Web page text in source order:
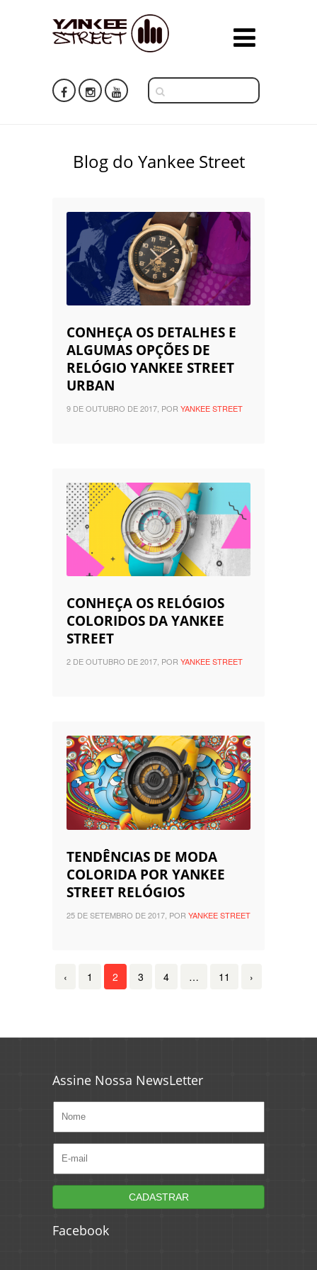
Blog do Yankee Street
CONHEÇA OS DETALHES E
ALGUMAS OPÇÕES DE
RELÓGIO YANKEE STREET
URBAN
9 DE OUTUBRO DE 2017, PORYANKEE STREET
CONHEÇA OS RELÓGIOS
COLORIDOS DA YANKEE
STREET
2 DE OUTUBRO DE 2017, PORYANKEE STREET
TENDÊNCIAS DE MODA
COLORIDA POR YANKEE
STREET RELÓGIOS
25 DE SETEMBRO DE 2017, POR YANKEE STREET
‹ 1 2 3 4 … 11 ›
Assine Nossa NewsLetter
Facebook